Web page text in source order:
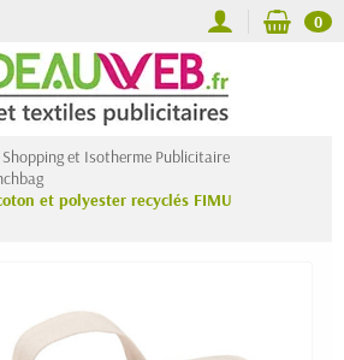
0
Shopping et Isotherme Publicitaire
et polyester recyclés FIMU